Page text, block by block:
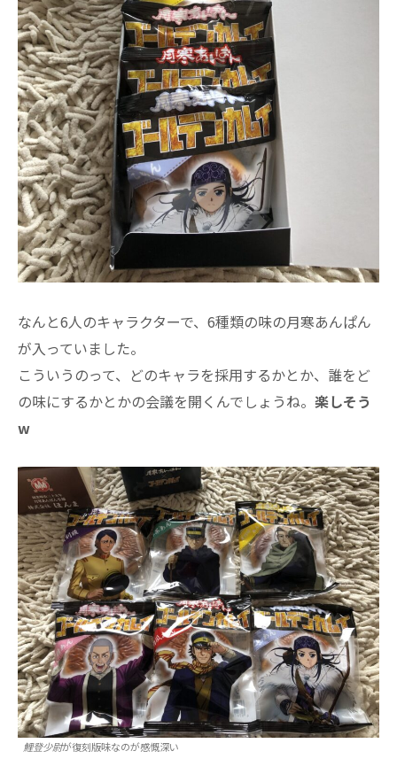
なんと6人のキャラクターで、6種類の味の月寒あんぱん
が入っていました。
こういうのって、どのキャラを採用するかとか、誰をど
の味にするかとかの会議を開くんでしょうね。 楽しそう
w
鯉登少尉が復刻版味なのが感慨深い